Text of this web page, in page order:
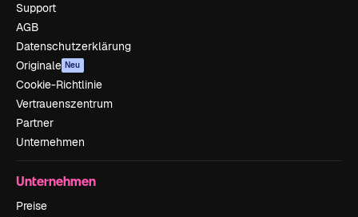
Support
AGB
Datenschutzerklärung
Originale Neu
Cookie-Richtlinie
Vertrauenszentrum
Partner
Unternehmen
Unternehmen
Preise